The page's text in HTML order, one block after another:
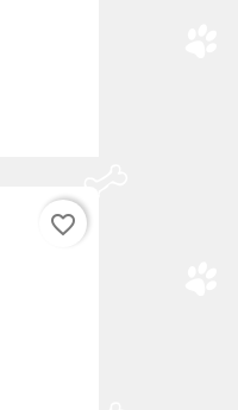
favorite_border